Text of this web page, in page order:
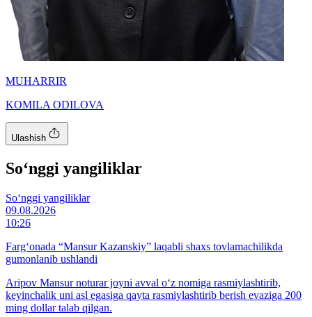
MUHARRIR
KOMILA ODILOVA
Ulashish
So‘nggi yangiliklar
So‘nggi yangiliklar
09.08.2026
10:26
Farg‘onada “Mansur Kazanskiy” laqabli shaxs tovlamachilikda
gumonlanib ushlandi
Aripov Mansur noturar joyni avval o‘z nomiga rasmiylashtirib,
keyinchalik uni asl egasiga qayta rasmiylashtirib berish evaziga 200
ming dollar talab qilgan.